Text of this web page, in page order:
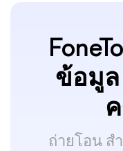
ข้อมูล
ถ่ายโอน ส